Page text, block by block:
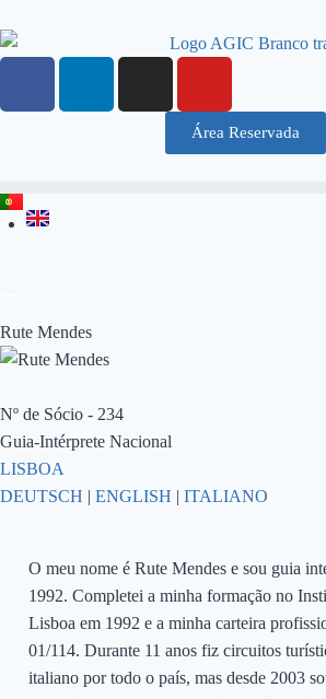
Área Reservada
Rute Mendes
Nº de Sócio - 234
Guia-Intérprete Nacional
LISBOA
DEUTSCH | ENGLISH | ITALIANO
O meu nome é Rute Mendes e sou guia
1992. Completei a minha formação no
Lisboa em 1992 e a minha carteira
01/114. Durante 11 anos fiz circuitos
italiano por todo o país, mas desde 2003